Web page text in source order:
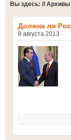
Вы здесь: // Архивы
Должна ли
8 августа 2013